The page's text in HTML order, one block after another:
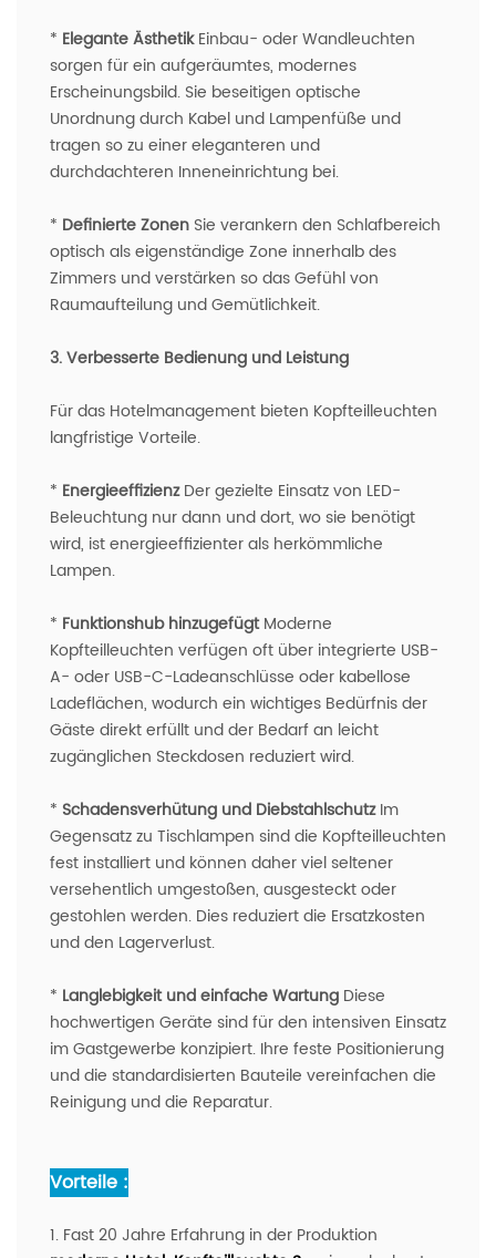
* Elegante ÄsthetikEinbau- oder Wandleuchten
sorgen für ein aufgeräumtes, modernes
Erscheinungsbild. Sie beseitigen optische
Unordnung durch Kabel und Lampenfüße und
tragen so zu einer eleganteren und
durchdachteren Inneneinrichtung bei.
* Definierte Zonen Sie verankern den Schlafbereich
optisch als eigenständige Zone innerhalb des
Zimmers und verstärken so das Gefühl von
Raumaufteilung und Gemütlichkeit.
3. Verbesserte Bedienung und Leistung
Für das Hotelmanagement bieten Kopfteilleuchten
langfristige Vorteile.
* EnergieeffizienzDer gezielte Einsatz von LED-
Beleuchtung nur dann und dort, wo sie benötigt
wird, ist energieeffizienter als herkömmliche
Lampen.
* Funktionshub hinzugefügtModerne
Kopfteilleuchten verfügen oft über integrierte USB-
A- oder USB-C-Ladeanschlüsse oder kabellose
Ladeflächen, wodurch ein wichtiges Bedürfnis der
Gäste direkt erfüllt und der Bedarf an leicht
zugänglichen Steckdosen reduziert wird.
* Schadensverhütung und DiebstahlschutzIm
Gegensatz zu Tischlampen sind die Kopfteilleuchten
fest installiert und können daher viel seltener
versehentlich umgestoßen, ausgesteckt oder
gestohlen werden. Dies reduziert die Ersatzkosten
und den Lagerverlust.
* Langlebigkeit und einfache Wartung Diese
hochwertigen Geräte sind für den intensiven Einsatz
im Gastgewerbe konzipiert. Ihre feste Positionierung
und die standardisierten Bauteile vereinfachen die
Reinigung und die Reparatur.
Vorteile :
1. Fast 20 Jahre Erfahrung in der Produktion